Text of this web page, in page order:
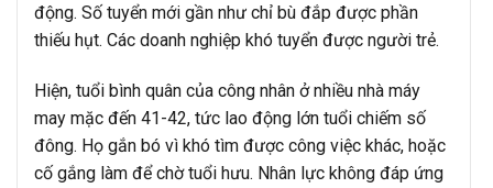
động. Số tuyển mới gần như chỉ bù đắp được phần
thiếu hụt. Các doanh nghiệp khó tuyển được người trẻ.
Hiện, tuổi bình quân của công nhân ở nhiều nhà máy
may mặc đến 41-42, tức lao động lớn tuổi chiếm số
đông. Họ gắn bó vì khó tìm được công việc khác, hoặc
cố gắng làm để chờ tuổi hưu. Nhân lực không đáp ứng